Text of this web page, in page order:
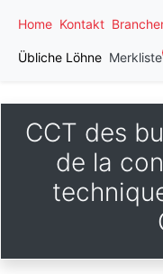
Home Kontakt
Übliche Löhne Merkliste
CCT des
de la